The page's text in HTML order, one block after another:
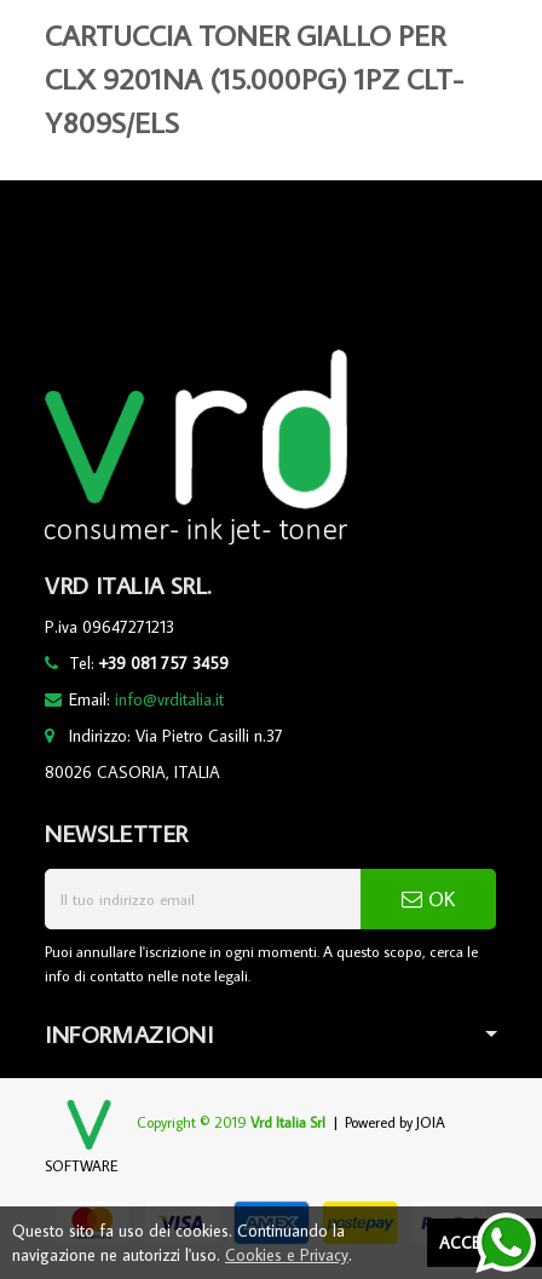
CARTUCCIA TONER GIALLO PER
CLX 9201NA (15.000PG) 1PZ CLT-
Y809S/ELS
VRD ITALIA SRL.
P.iva 09647271213
Tel:+39 081 757 3459
Email:info@vrditalia.it
Indirizzo: Via Pietro Casilli n.37
80026 CASORIA, ITALIA
NEWSLETTER
OK
Puoi annullare l'iscrizione in ogni momenti. A questo scopo, cerca le
info di contatto nelle note legali.
INFORMAZIONI
Copyright © 2019Vrd Italia Srl | Powered byJOIA
SOFTWARE
Questo sito fa uso dei cookies. Continuando la
navigazione ne autorizzi l'uso. Cookies e Privacy.
ACCETTARE